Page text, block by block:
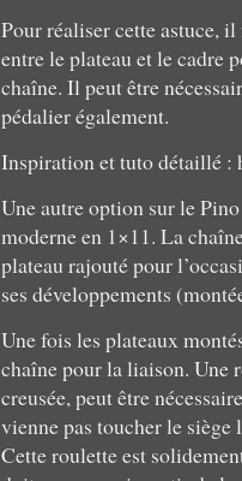
Pour réaliser cette astuce,
entre le plateau et le cadre
chaîne. Il peut être
pédalier également.
Inspiration et tuto détaillé :
Une autre option sur le
moderne en 1×11. La
plateau rajouté pour
ses développements
Une fois les plateaux
chaîne pour la liaison. Une
creusée, peut être
vienne pas toucher le siège
Cette roulette est